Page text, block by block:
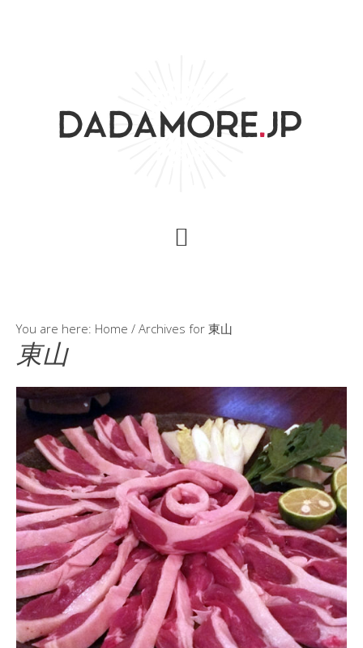
You are here: Home / Archives for 東山
東山